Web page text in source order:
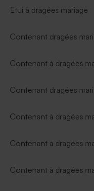
Etui à dragées mariage
Contenant dragées
Contenant à dragées
Contenant dragées
Contenant à dragées
Contenant à dragées
Contenant à dragées